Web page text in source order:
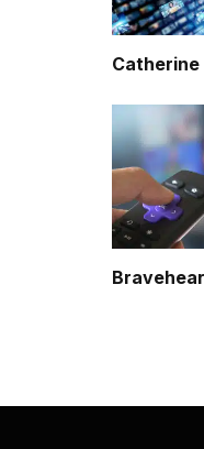
Catherine